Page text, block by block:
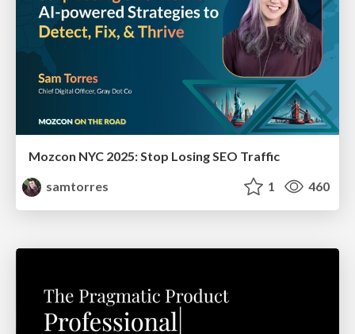
Mozcon NYC 2025: Stop Losing SEO Traffic
samtorres
1 460